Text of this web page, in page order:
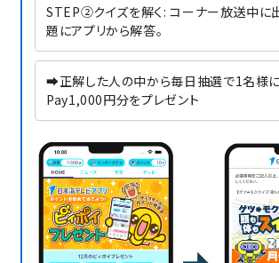
STEP②クイズを解く: コーナー放送中に
題にアプリから解答。
➡正解した人の中から毎日抽選で1名様
Pay1,000円分をプレゼント